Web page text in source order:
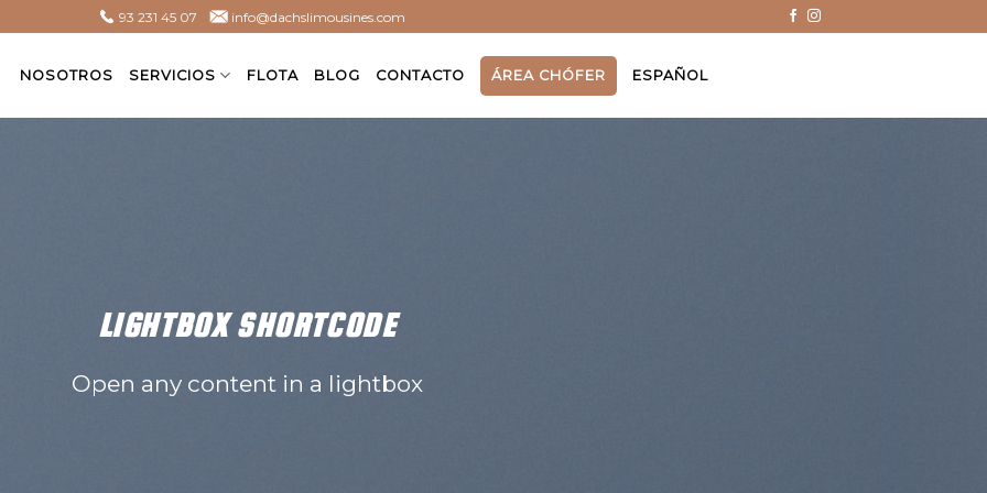
93 231 45 07 info@dachslimousines.com
NOSOTROS SERVICIOS FLOTA BLOG CONTACTO ÁREA CHÓFER ESPAÑOL
LIGHTBOX SHORTCODE
Open any content in a lightbox